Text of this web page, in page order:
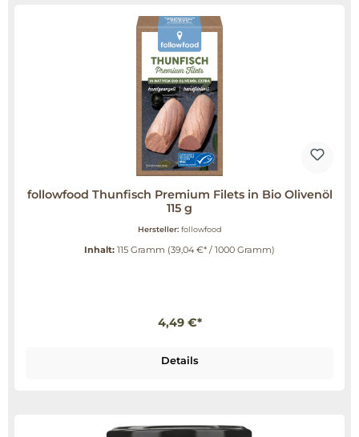
followfood Thunfisch Premium Filets in Bio Olivenöl
115 g
Hersteller: followfood
Inhalt: 115 Gramm (39,04 €* / 1000 Gramm)
4,49 €*
Details